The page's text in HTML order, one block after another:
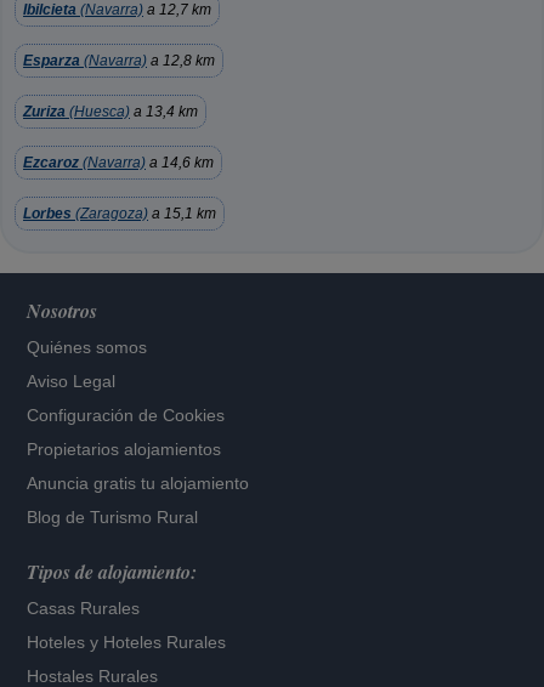
Ibilcieta (Navarra) a 12,7 km
Esparza (Navarra) a 12,8 km
Zuriza (Huesca) a 13,4 km
Ezcaroz (Navarra) a 14,6 km
Lorbes (Zaragoza) a 15,1 km
Nosotros
Quiénes somos
Aviso Legal
Configuración de Cookies
Propietarios alojamientos
Anuncia gratis tu alojamiento
Blog de Turismo Rural
Tipos de alojamiento:
Casas Rurales
Hoteles y Hoteles Rurales
Hostales Rurales